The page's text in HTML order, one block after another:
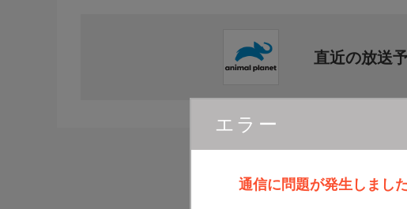
エラー
通信に問題が発生しまし
直近の放送